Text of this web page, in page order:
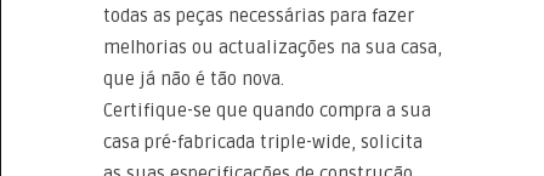
todas as peças necessárias para fazer
melhorias ou actualizações na sua casa,
que já não é tão nova.
Certifique-se que quando compra a sua
casa pré-fabricada triple-wide, solicita